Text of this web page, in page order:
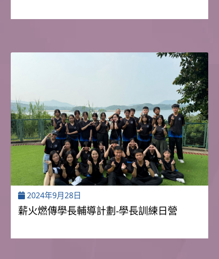
2024年9月28日
薪火燃傳學長輔導計劃-學長訓練日營